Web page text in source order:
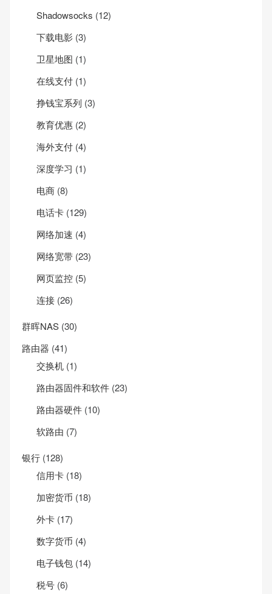
Shadowsocks (12)
下载电影 (3)
卫星地图 (1)
在线支付 (1)
挣钱宝系列 (3)
教育优惠 (2)
海外支付 (4)
深度学习 (1)
电商 (8)
电话卡 (129)
网络加速 (4)
网络宽带 (23)
网页监控 (5)
连接 (26)
群晖NAS (30)
路由器 (41)
交换机 (1)
路由器固件和软件 (23)
路由器硬件 (10)
软路由 (7)
银行 (128)
信用卡 (18)
加密货币 (18)
外卡 (17)
数字货币 (4)
电子钱包 (14)
税号 (6)